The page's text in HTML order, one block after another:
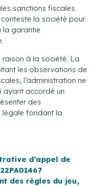
sanctions fiscales
la société pour
la garantie
raison à la société. La
les observations de
l’administration ne
ayant accordé un
des
légale fondant la
d’appel de
des règles du jeu,